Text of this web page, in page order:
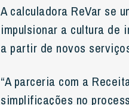
A calculadora ReVar se
impulsionar a cultura de
a partir de novos
“A parceria com a
simplificações no